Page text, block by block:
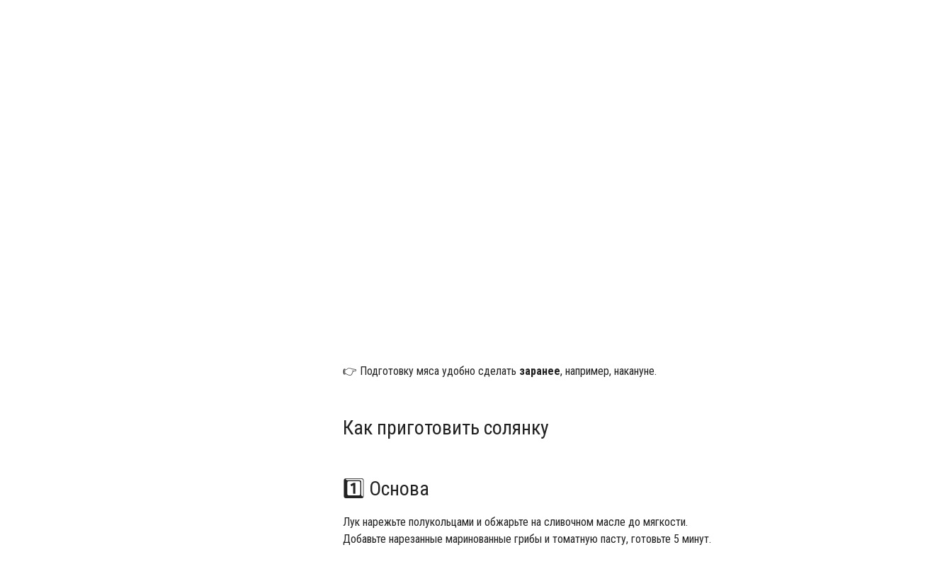
👉 Подготовку мяса удобно сделать заранее, например, накануне.
Как приготовить солянку
1️⃣ Основа
Лук нарежьте полукольцами и обжарьте на сливочном масле до мягкости.
Добавьте нарезанные маринованные грибы и томатную пасту, готовьте 5 минут.